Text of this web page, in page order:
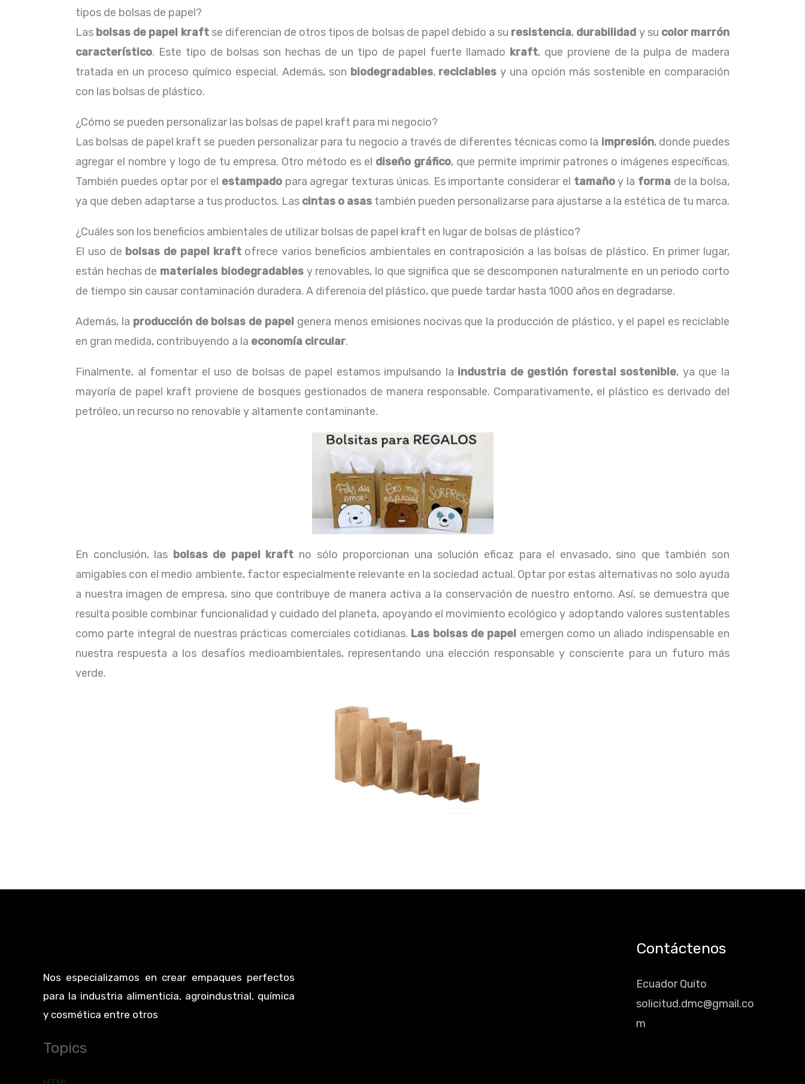
tipos de bolsas de papel?
Las bolsas de papel kraftse diferencian de otros tipos de bolsas de papel debido a su resistencia, durabilidad y su color marrón
característico. Este tipo de bolsas son hechas de un tipo de papel fuerte llamado kraft, que proviene de la pulpa de madera
tratada en un proceso químico especial. Además, son biodegradables, reciclables y una opción más sostenible en comparación
con las bolsas de plástico.
¿Cómo se pueden personalizar las bolsas de papel kraft para mi negocio?
Las bolsas de papel kraft se pueden personalizar para tu negocio a través de diferentes técnicas como la impresión, donde puedes
agregar el nombre y logo de tu empresa. Otro método es el diseño gráfico, que permite imprimir patrones o imágenes específicas.
También puedes optar por el estampadopara agregar texturas únicas. Es importante considerar el tamañoy la formade la bolsa,
ya que deben adaptarse a tus productos. Las cintas o asas también pueden personalizarse para ajustarse a la estética de tu marca.
¿Cuáles son los beneficios ambientales de utilizar bolsas de papel kraft en lugar de bolsas de plástico?
El uso de bolsas de papel kraftofrece varios beneficios ambientales en contraposición a las bolsas de plástico. En primer lugar,
están hechas de materiales biodegradablesy renovables, lo que significa que se descomponen naturalmente en un periodo corto
de tiempo sin causar contaminación duradera. A diferencia del plástico, que puede tardar hasta 1000 años en degradarse.
Además, la producción de bolsas de papel genera menos emisiones nocivas que la producción de plástico, y el papel es reciclable
en gran medida, contribuyendo a la economía circular.
Finalmente, al fomentar el uso de bolsas de papel estamos impulsando la industria de gestión forestal sostenible, ya que la
mayoría de papel kraft proviene de bosques gestionados de manera responsable. Comparativamente, el plástico es derivado del
petróleo, un recurso no renovable y altamente contaminante.
En conclusión, las bolsas de papel kraft no sólo proporcionan una solución eficaz para el envasado, sino que también son
amigables con el medio ambiente, factor especialmente relevante en la sociedad actual. Optar por estas alternativas no solo ayuda
a nuestra imagen de empresa, sino que contribuye de manera activa a la conservación de nuestro entorno. Así, se demuestra que
resulta posible combinar funcionalidad y cuidado del planeta, apoyando el movimiento ecológico y adoptando valores sustentables
como parte integral de nuestras prácticas comerciales cotidianas. Las bolsas de papel emergen como un aliado indispensable en
nuestra respuesta a los desafíos medioambientales, representando una elección responsable y consciente para un futuro más
verde.
Nos especializamos en crear empaques perfectos
para la industria alimenticia, agroindustrial, química
y cosmética entre otros
Topics
Contáctenos
Ecuador Quito
solicitud.dmc@gmail.co
m